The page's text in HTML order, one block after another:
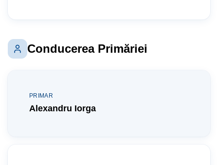
Conducerea Primăriei
PRIMAR
Alexandru Iorga